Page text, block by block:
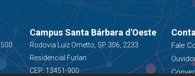
Campus Santa Bárbara d'Oeste
Rodovia Luiz Ometto, SP 306, 2233
Residencial Furlan
CEP: 13451-900
Fale